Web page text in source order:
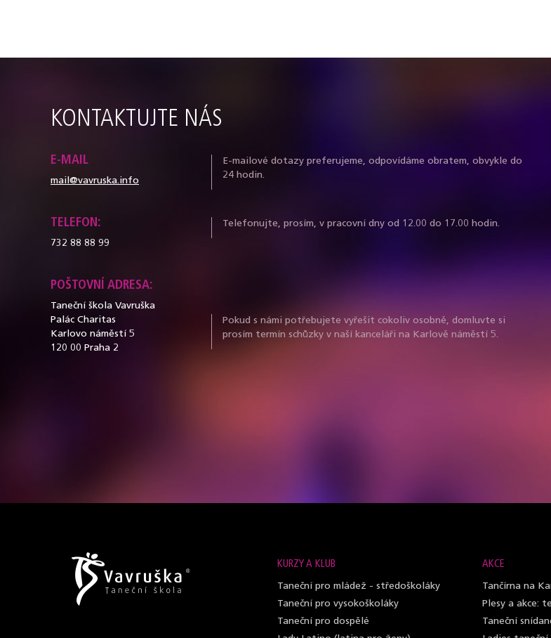
KONTAKTUJTE NÁS
E-MAIL
mail@vavruska.info
E-mailové dotazy preferujeme, odpovídáme obratem, obvykle do
24 hodin.
TELEFON:
732 88 88 99
Telefonujte, prosím, v pracovní dny od 12.00 do 17.00 hodin.
POŠTOVNÍ ADRESA:
Taneční škola Vavruška
Palác Charitas
Karlovo náměstí 5
120 00 Praha 2
Pokud s námi potřebujete vyřešit cokoliv osobně, domluvte si
prosím termín schůzky v naší kanceláři na Karlově náměstí 5.
KURZY A KLUB
Taneční pro mládež - středoškoláky
Taneční pro vysokoškoláky
Taneční pro dospělé
AKCE
Tančírna na
Plesy a akce:
Taneční